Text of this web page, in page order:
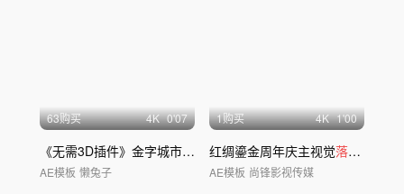
63购买 4K 0'07
《无需3D插件》金字城市片头
AE模板 懒兔子
1购买 4K 1'00
红绸鎏金周年庆主视觉落版
AE模板 尚锋影视传媒